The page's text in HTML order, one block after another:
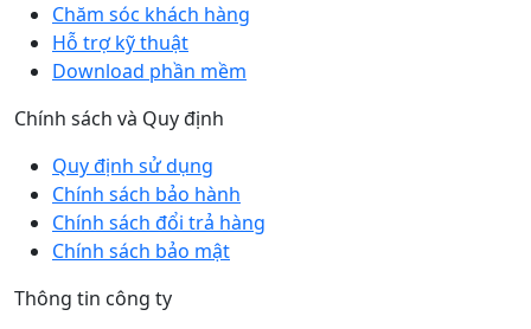
Chăm sóc khách hàng
Hỗ trợ kỹ thuật
Download phần mềm
Chính sách và Quy định
Quy định sử dụng
Chính sách bảo hành
Chính sách đổi trả hàng
Chính sách bảo mật
Thông tin công ty